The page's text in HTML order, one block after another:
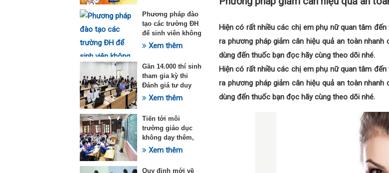
Phương pháp đào
tạo các trường ĐH
để sinh viên không
quá tải với ngành
Xem thêm
Gần 14.000 thí sinh
tham gia kỳ thi
Đánh giá tư duy
đợt 1 năm 2025
Xem thêm
Tiến tới môi
trường giáo dục
không dạy thêm,
học thêm
Xem thêm
Quy định mới về
Hiện có rất nhiều các chị em phụ nữ quan tâm
ra phương pháp giảm cân hiệu quả an toàn
dùng đến thuốc bạn đọc hãy cùng theo dõi nhé.
Hiện có rất nhiều các chị em phụ nữ quan tâm
ra phương pháp giảm cân hiệu quả an toàn
dùng đến thuốc bạn đọc hãy cùng theo dõi nhé.